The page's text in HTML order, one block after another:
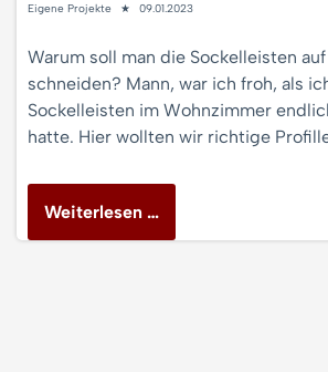
Eigene Projekte 09.01.2023
Warum soll man die Sockelleisten
schneiden? Mann, war ich froh, als
Sockelleisten im Wohnzimmer
hatte. Hier wollten wir richtige
Weiterlesen …